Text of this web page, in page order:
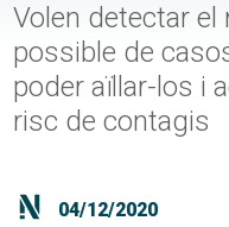
Volen detectar
possible de
poder aïllar-los i
risc de contagis
04/12/2020